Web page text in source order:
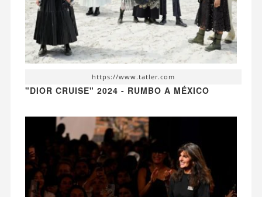
https://www.tatler.com
"DIOR CRUISE" 2024 - RUMBO A MÉXICO